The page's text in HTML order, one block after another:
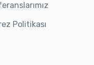
Politikası